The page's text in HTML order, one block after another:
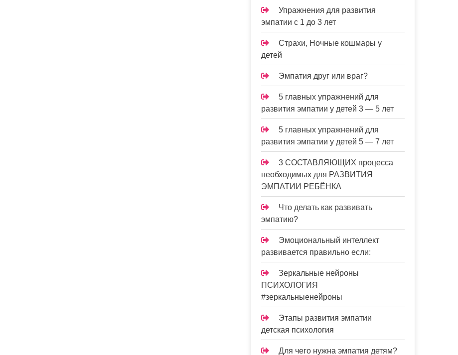
Упражнения для развития
эмпатии с 1 до 3 лет
Страхи, Ночные кошмары у
детей
Эмпатия друг или враг?
5 главных упражнений для
развития эмпатии у детей 3 — 5 лет
5 главных упражнений для
развития эмпатии у детей 5 — 7 лет
3 СОСТАВЛЯЮЩИХ процесса
необходимых для РАЗВИТИЯ
ЭМПАТИИ РЕБЁНКА
Что делать как развивать
эмпатию?
Эмоциональный интеллект
развивается правильно если:
Зеркальные нейроны
ПСИХОЛОГИЯ
#зеркальныенейроны
Этапы развития эмпатии
детская психология
Для чего нужна эмпатия детям?